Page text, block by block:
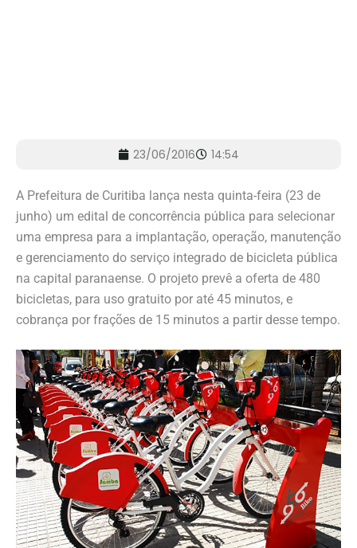
23/06/2016 14:54
A Prefeitura de Curitiba lança nesta quinta-feira (23 de
junho) um edital de concorrência pública para selecionar
uma empresa para a implantação, operação, manutenção
e gerenciamento do serviço integrado de bicicleta pública
na capital paranaense. O projeto prevê a oferta de 480
bicicletas, para uso gratuito por até 45 minutos, e
cobrança por frações de 15 minutos a partir desse tempo.